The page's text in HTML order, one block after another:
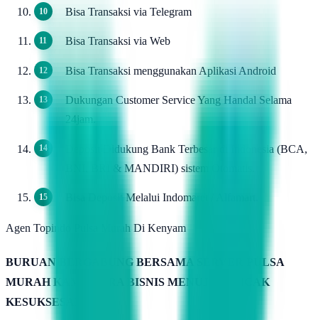
Bisa Transaksi via Telegram
Bisa Transaksi via Web
Bisa Transaksi menggunakan Aplikasi Android
Dukungan Customer Service Yang Handal Selama
24jam.
Deposit Didukung Bank Terbesar di Indonesia (BCA,
BNI, BRI & MANDIRI) sistem Otomatis.
Bisa Deposit Melalui Indomaret / Alfamart.
Agen Topindo Pulsa Murah Di Kenyam
BURUAN BERGABUNG BERSAMA SERVER PULSA
MURAH KAMIMITRA BISNIS MENUJU PUNCAK
KESUKSESAN